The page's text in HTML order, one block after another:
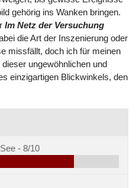
gehörig ins Wanken bringen.
Im Netz der Versuchung
die Art der Inszenierung oder
missfällt, doch ich für meinen
ungewöhnlichen und
einzigartigen Blickwinkels, den
- 8/10